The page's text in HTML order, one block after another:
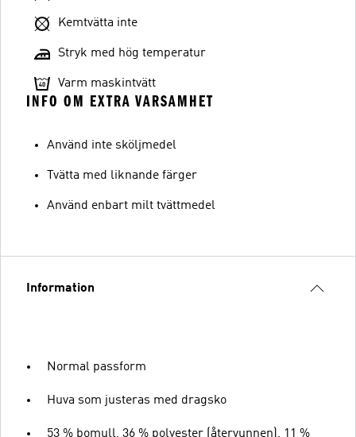
Kemtvätta inte
Stryk med hög temperatur
Varm maskintvätt
INFO OM EXTRA VARSAMHET
Använd inte sköljmedel
Tvätta med liknande färger
Använd enbart milt tvättmedel
Information
Normal passform
Huva som justeras med dragsko
53 % bomull, 36 % polyester (återvunnen), 11 %